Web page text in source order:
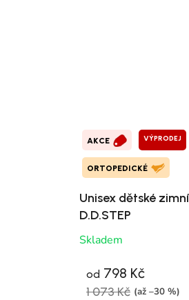
AKCE VÝPRODEJ
ORTOPEDICKÉ
Unisex dětské
D.D.STEP
Skladem
od 798 Kč
1 073 Kč (až –30 %)